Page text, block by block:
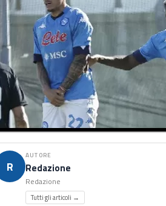
R
AUTORE
Redazione
Redazione
Tutti gli articoli →